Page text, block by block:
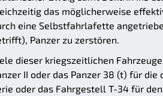
das möglicherweise
eine Selbstfahrlafette
Panzer zu zerstören.
dieser kriegszeitlichen
II oder das Panzer 38 (t) für
oder das Fahrgestell T-34 für